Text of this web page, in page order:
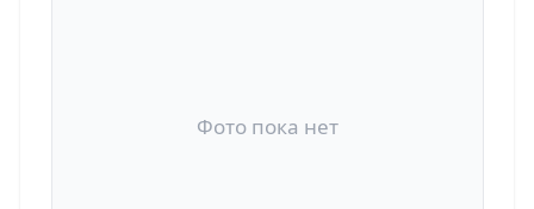
Фото пока нет